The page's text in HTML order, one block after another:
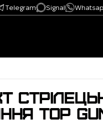
Telegram Signal
TOP